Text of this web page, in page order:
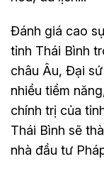
Đánh giá cao
tỉnh Thái Bình
châu Âu, Đại
nhiều tiềm
chính trị của
Thái Bình sẽ
nhà đầu tư